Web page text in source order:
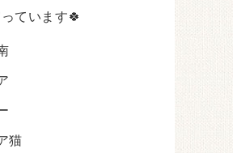
ています🍀
猫